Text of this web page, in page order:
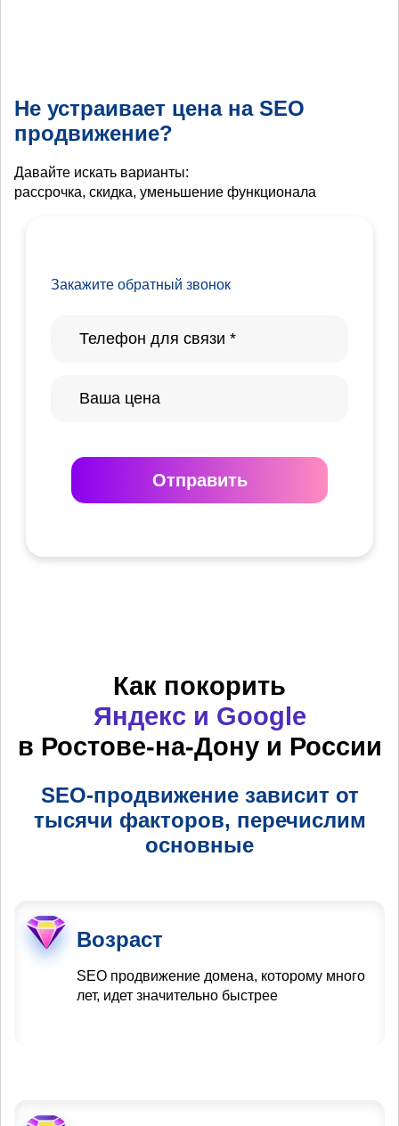
Не устраивает цена на SEO
продвижение?
Давайте искать варианты:
рассрочка, скидка, уменьшение функционала
Закажите обратный звонок
Отправить
Как покорить
Яндекс и Google
в Ростове-на-Дону и России
SEO-продвижение зависит от
тысячи факторов, перечислим
основные
Возраст
SEO продвижение домена, которому много
лет, идет значительно быстрее